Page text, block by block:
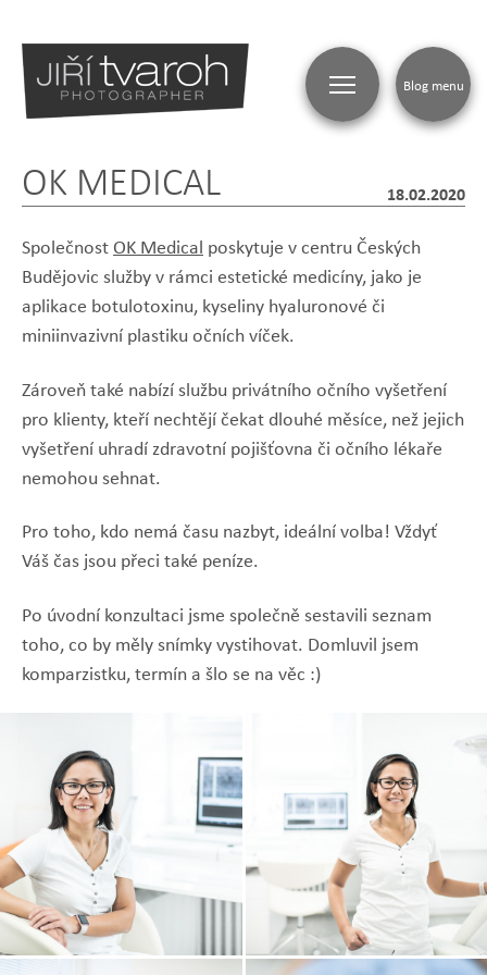
OK MEDICAL 18.02.2020
Společnost OK Medical poskytuje v centru Českých
Budějovic služby v rámci estetické medicíny, jako je
aplikace botulotoxinu, kyseliny hyaluronové či
miniinvazivní plastiku očních víček.
Zároveň také nabízí službu privátního očního vyšetření
pro klienty, kteří nechtějí čekat dlouhé měsíce, než jejich
vyšetření uhradí zdravotní pojišťovna či očního lékaře
nemohou sehnat.
Pro toho, kdo nemá času nazbyt, ideální volba! Vždyť
Váš čas jsou přeci také peníze.
Po úvodní konzultaci jsme společně sestavili seznam
toho, co by měly snímky vystihovat. Domluvil jsem
komparzistku, termín a šlo se na věc :)
Zobrazit
Zobrazit
Blog menu